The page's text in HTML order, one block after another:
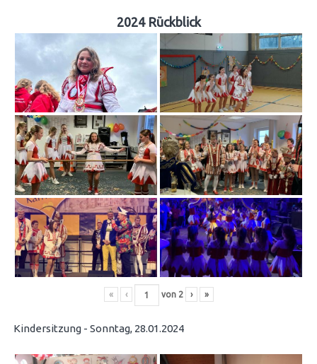
2024 Rückblick
« ‹ von 2 › »
Kindersitzung - Sonntag, 28.01.2024